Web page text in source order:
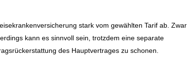
stark vom gewählten Tarif ab. Zwar
kann es sinnvoll sein, trotzdem eine separate
des Hauptvertrages zu schonen.